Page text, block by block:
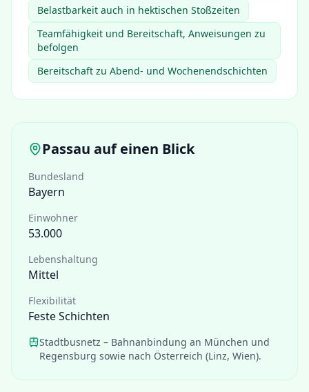
Belastbarkeit auch in hektischen Stoßzeiten
Teamfähigkeit und Bereitschaft, Anweisungen zu
befolgen
Bereitschaft zu Abend- und Wochenendschichten
Passau auf einen Blick
Bundesland
Bayern
Einwohner
53.000
Lebenshaltung
Mittel
Flexibilität
Feste Schichten
Stadtbusnetz – Bahnanbindung an München und
Regensburg sowie nach Österreich (Linz, Wien).